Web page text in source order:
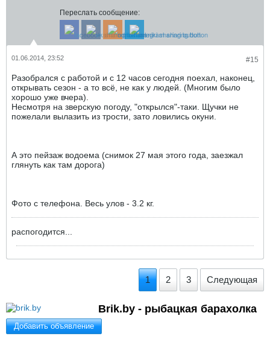
Переслать сообщение:
#15
01.06.2014, 23:52
Разобрался с работой и с 12 часов сегодня поехал, наконец,
открывать сезон - а то всё, не как у людей. (Многим было
хорошо уже вчера).
Несмотря на зверскую погоду, "открылся"-таки. Щучки не
пожелали вылазить из трости, зато ловились окуни.
А это пейзаж водоема (снимок 27 мая этого года, заезжал
глянуть как там дорога)
Фото с телефона. Весь улов - 3.2 кг.
распогодится...
1 2 3 Следующая
Brik.by - рыболовные снасти
Добавить объявление